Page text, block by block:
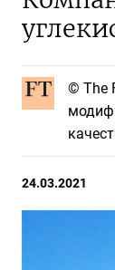
© The
24.03.2021